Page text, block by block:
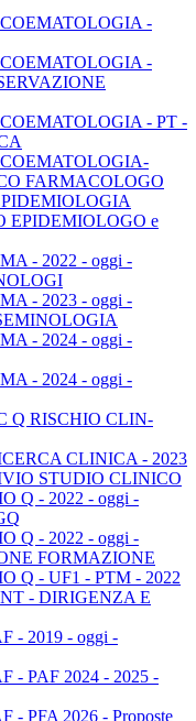
-
-
- PT -
FARMACOLOGO
EPIDEMIOLOGO e
- 2022 - oggi -
- 2023 - oggi -
- 2024 - oggi -
- 2024 - oggi -
Q RISCHIO CLIN-
CLINICA - 2023
STUDIO CLINICO
Q - 2022 - oggi -
Q - 2022 - oggi -
FORMAZIONE
Q - UF1 - PTM - 2022
- DIRIGENZA E
- 2019 - oggi -
- PAF 2024 - 2025 -
PFA 2026 - Proposte